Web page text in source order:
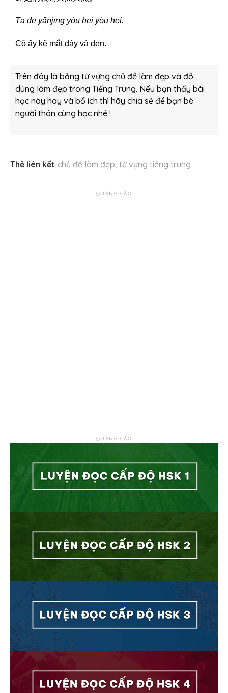
Tā de yǎnjīng yòu hēi yòu hēi.
Cô ấy kẽ mắt dày và đen.
Trên đây là bảng từ vựng chủ đề làm đẹp và đồ
dùng làm đẹp trong Tiếng Trung. Nếu bạn thấy bài
học này hay và bổ ích thì hãy chia sẻ để bạn bè
người thân cùng học nhé !
Thẻ liên kết chủ đề làm đẹp, từ vựng tiếng trung
QUẢNG CÁO
QUẢNG CÁO